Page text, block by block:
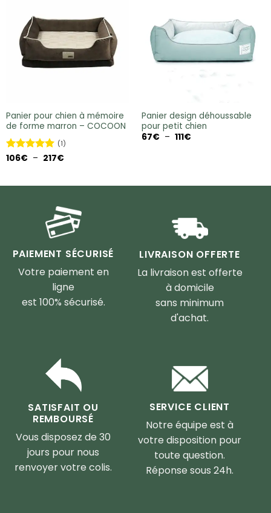
Panier pour chien à mémoire
de forme marron – COCOON
Note 5sur
(1)
106€ – 217€Plage
à
Panier design déhoussable
pour petit chien
67€ – 111€Plage
PAIEMENT SÉCURISÉ
Votre paiement en
ligne
est 100% sécurisé.
LIVRAISON OFFERTE
La livraison est offerte
à domicile
sans minimum
d'achat.
SATISFAIT OU
REMBOURSÉ
Vous disposez de 30
jours pour nous
renvoyer votre colis.
SERVICE CLIENT
Notre équipe est à
votre disposition pour
toute question.
Réponse sous 24h.